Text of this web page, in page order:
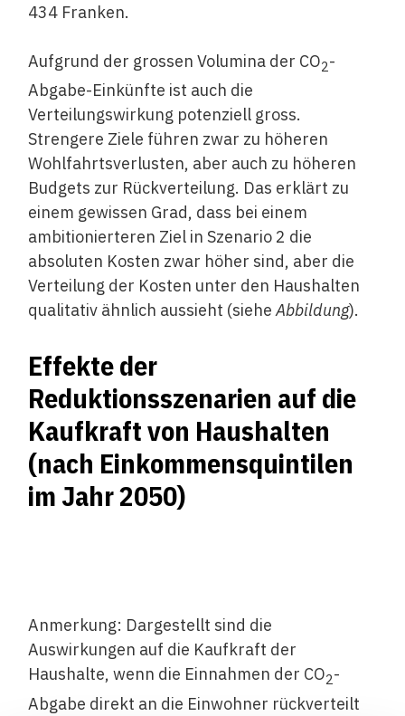
434 Franken.
Aufgrund der grossen Volumina der CO2-
Abgabe-Einkünfte ist auch die
Verteilungswirkung potenziell gross.
Strengere Ziele führen zwar zu höheren
Wohlfahrtsverlusten, aber auch zu höheren
Budgets zur Rückverteilung. Das erklärt zu
einem gewissen Grad, dass bei einem
ambitionierteren Ziel in Szenario 2 die
absoluten Kosten zwar höher sind, aber die
Verteilung der Kosten unter den Haushalten
qualitativ ähnlich aussieht (sieheAbbildung).
Effekte der
Reduktionsszenarien auf die
Kaufkraft von Haushalten
(nach Einkommensquintilen
im Jahr 2050)
Anmerkung: Dargestellt sind die
Auswirkungen auf die Kaufkraft der
Haushalte, wenn die Einnahmen der CO2-
Abgabe direkt an die Einwohner rückverteilt